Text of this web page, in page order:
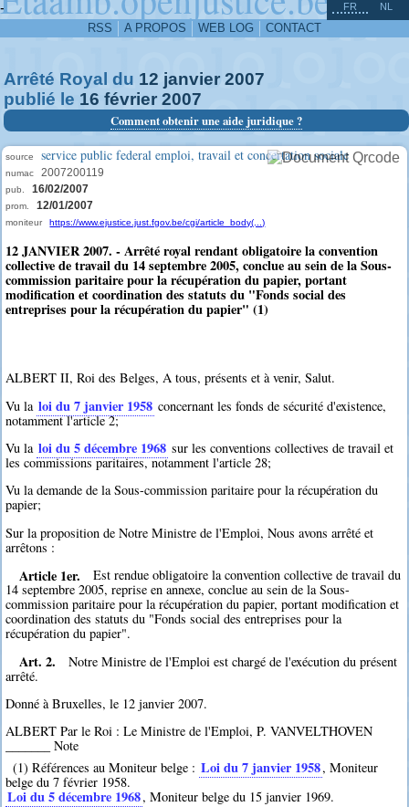
-
RSS A PROPOS WEB LOG CONTACT
FR NL
Arrêté Royal du 12 janvier 2007
publié le 16 février 2007
Comment obtenir une aide juridique ?
source service public federal emploi, travail et concertation sociale
numac 2007200119
pub. 16/02/2007
prom. 12/01/2007
moniteur https://www.ejustice.just.fgov.be/cgi/article_body(...)
12 JANVIER 2007. - Arrêté royal rendant obligatoire la convention
collective de travail du 14 septembre 2005, conclue au sein de la Sous-
commission paritaire pour la récupération du papier, portant
modification et coordination des statuts du "Fonds social des
entreprises pour la récupération du papier" (1)
ALBERT II, Roi des Belges, A tous, présents et à venir, Salut.
Vu la loi du 7 janvier 1958 concernant les fonds de sécurité d'existence,
notamment l'article 2;
Vu la loi du 5 décembre 1968 sur les conventions collectives de travail et
les commissions paritaires, notamment l'article 28;
Vu la demande de la Sous-commission paritaire pour la récupération du
papier;
Sur la proposition de Notre Ministre de l'Emploi, Nous avons arrêté et
arrêtons :
Article 1er.
Est rendue obligatoire la convention collective de travail du
14 septembre 2005, reprise en annexe, conclue au sein de la Sous-
commission paritaire pour la récupération du papier, portant modification et
coordination des statuts du "Fonds social des entreprises pour la
récupération du papier".
Art. 2.
Notre Ministre de l'Emploi est chargé de l'exécution du présent
arrêté.
Donné à Bruxelles, le 12 janvier 2007.
ALBERT Par le Roi : Le Ministre de l'Emploi, P. VANVELTHOVEN
_______ Note
(1) Références au Moniteur belge : Loi du 7 janvier 1958, Moniteur
belge du 7 février 1958.
Loi du 5 décembre 1968, Moniteur belge du 15 janvier 1969.
^